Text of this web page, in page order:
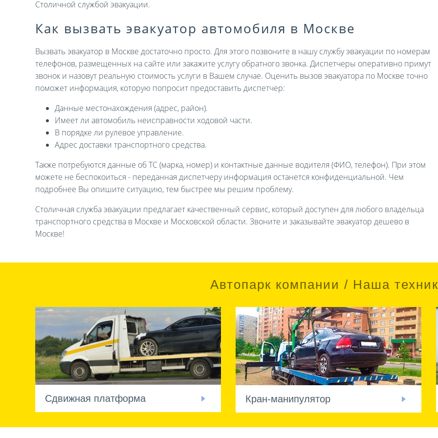
Столичной службой эвакуации.
Как вызвать эвакуатор автомобиля в Москве
Вызвать эвакуатор в Москве достаточно просто. Для этого позвоните в нашу службу эвакуации по номерам
телефонов, размещенных на сайте или закажите услугу обратного звонка. Диспетчеры оперативно примут
звонок и назовут реальную стоимость услуги в Вашем случае. Оценить вызов эвакуатора по Москве точно
поможет информация, которую попросит предоставить диспетчер:
Данные местонахождения (адрес, район).
Имеет ли автомобиль неисправности ходовой части.
В порядке ли рулевое управление.
Адрес доставки транспортного средства.
Также потребуются данные об ТС (марка, номер) и контактные данные водителя (ФИО, телефон). При этом
можете не беспокоиться - переданная диспетчеру информация останется конфиденциальной. Чем
подробнее Вы опишите ситуацию, тем быстрее мы решим проблему.
Столичная служба эвакуации предлагает качественный сервис, который доступен для любого владельца
транспортного средства в Москве и Московской области. Звоните и заказывайте эвакуатор дешево в
Москве!
Автопарк компании / Наша
Сдвижная платформа Кран-манипулятор